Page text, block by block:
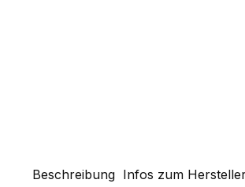
Beschreibung Infos zum